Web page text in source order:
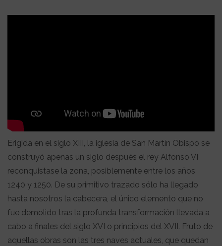
Erigida en el siglo XIII, la iglesia de San Martín Obispo se
construyó apenas un siglo después el rey Alfonso VI
reconquistase la zona, posiblemente entre los años
1240 y 1250. De su primitivo trazado sólo ha llegado
hasta nosotros la cabecera, el único elemento que no
fue demolido tras la profunda transformación llevada a
cabo a finales del siglo XVI o principios del XVII. Fruto de
aquellas obras son las tres naves actuales, que quedan